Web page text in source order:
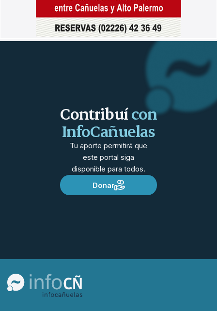
Contribuícon
InfoCañuelas
Tu aporte permitirá que
este portal siga
disponible para todos.
Donar